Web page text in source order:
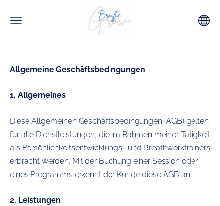
Allgemeine Geschäftsbedingungen
1. Allgemeines
Diese Allgemeinen Geschäftsbedingungen (AGB) gelten
für alle Dienstleistungen, die im Rahmen meiner Tätigkeit
als Persönlichkeitsentwicklungs- und Breathworktrainers
erbracht werden. Mit der Buchung einer Session oder
eines Programms erkennt der Kunde diese AGB an.
2. Leistungen